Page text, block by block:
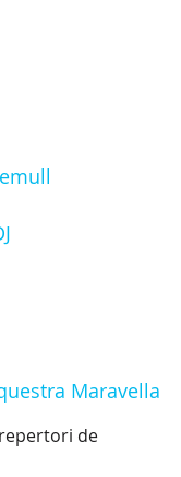
Maravella
de